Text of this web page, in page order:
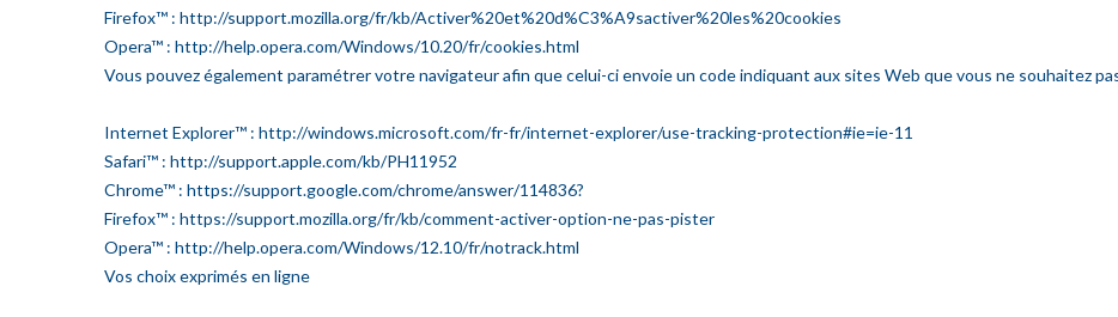
Firefox™ : http://support.mozilla.org/fr/kb/Activer%20et%20d%C3%A9sactiver%20les%20cookies
Opera™ : http://help.opera.com/Windows/10.20/fr/cookies.html
Vous pouvez également paramétrer votre navigateur afin que celui-ci envoie un code indiquant aux sites Web que vous ne souhaitez
Internet Explorer™ : http://windows.microsoft.com/fr-fr/internet-explorer/use-tracking-protection#ie=ie-11
Safari™ : http://support.apple.com/kb/PH11952
Chrome™ : https://support.google.com/chrome/answer/114836?
Firefox™ : https://support.mozilla.org/fr/kb/comment-activer-option-ne-pas-pister
Opera™ : http://help.opera.com/Windows/12.10/fr/notrack.html
Vos choix exprimés en ligne